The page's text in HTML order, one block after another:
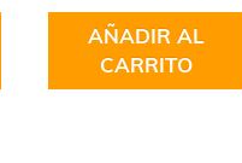
en4.67
de 5
AÑADIR AL
CARRITO